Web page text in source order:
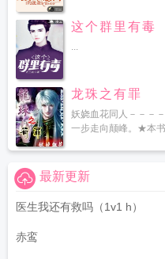
这个群里有毒
...
龙珠之有罪
妖娆血花同人－－－
一步走向颠峰。★本
最新更新
医生我还有救吗（1v1 h）
赤鸾